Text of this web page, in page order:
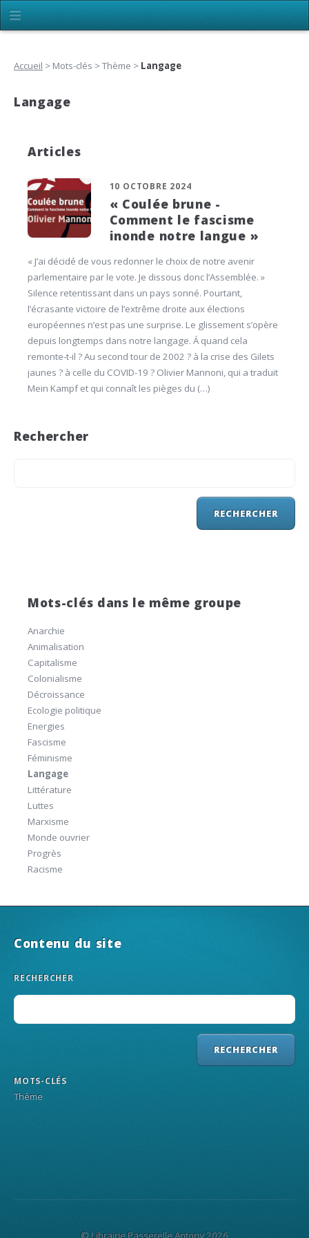
Accueil > Mots-clés > Thème > Langage
Langage
Articles
10 OCTOBRE 2024
« Coulée brune -
Comment le fascisme
inonde notre langue »
« J’ai décidé de vous redonner le choix de notre avenir
parlementaire par le vote. Je dissous donc l’Assemblée. »
Silence retentissant dans un pays sonné. Pourtant,
l’écrasante victoire de l’extrême droite aux élections
européennes n’est pas une surprise. Le glissement s’opère
depuis longtemps dans notre langage. Á quand cela
remonte-t-il ? Au second tour de 2002 ? à la crise des Gilets
jaunes ? à celle du COVID-19 ? Olivier Mannoni, qui a traduit
Mein Kampf et qui connaît les pièges du (…)
Rechercher
Mots-clés dans le même groupe
Anarchie
Animalisation
Capitalisme
Colonialisme
Décroissance
Ecologie politique
Energies
Fascisme
Féminisme
Langage
Littérature
Luttes
Marxisme
Monde ouvrier
Progrès
Racisme
Contenu du site
RECHERCHER
MOTS-CLÉS
Thème
© Librairie Passerelle Antony 2026